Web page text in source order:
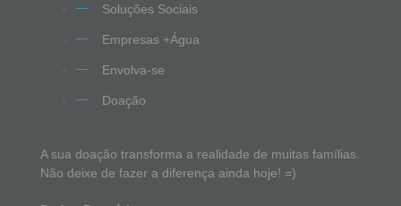
Soluções Sociais
Empresas +Água
Envolva-se
Doação
A sua doação transforma a realidade de muitas famílias.
Não deixe de fazer a diferença ainda hoje! =)